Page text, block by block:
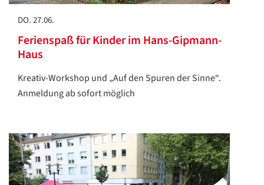
DO. 27.06.
Ferienspaß für Kinder im Hans-Gipmann-
Haus
Kreativ-Workshop und „Auf den Spuren der Sinne“.
Anmeldung ab sofort möglich